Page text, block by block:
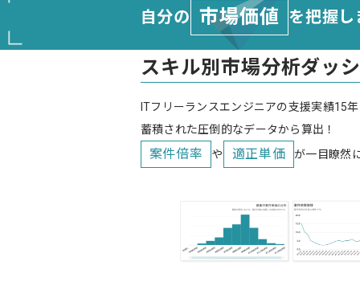
自分の 市場価値 を把握
スキル別市場分析ダッ
ITフリーランスエンジニアの支援実績15
蓄積された圧倒的なデータから算出！
案件倍率 や 適正単価 が一目瞭然